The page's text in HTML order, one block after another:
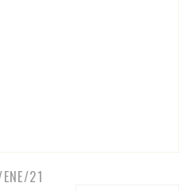
21